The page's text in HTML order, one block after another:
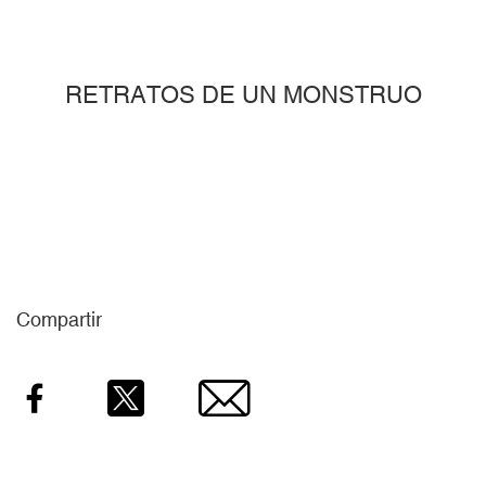
RETRATOS DE UN MONSTRUO
Compartir
Facebook Email